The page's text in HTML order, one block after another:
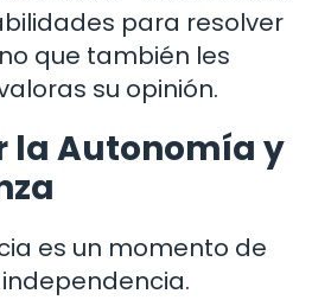
para resolver
que también les
su opinión.
la Autonomía y
es un momento de